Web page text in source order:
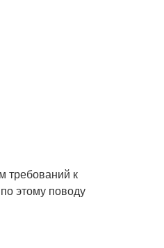
требований к
этому поводу